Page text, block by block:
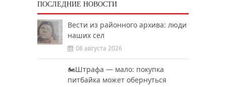
ПОСЛЕДНИЕ НОВОСТИ
Вести из районного архива: люди
наших сел
08 августа 2026
🏍️Штрафа — мало: покупка
питбайка может обернуться